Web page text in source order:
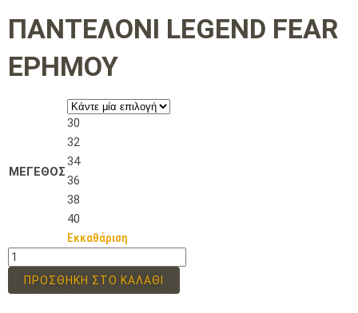
ΠΑΝΤΕΛΟΝΙ LEGEND FEAR
ΕΡΗΜΟΥ
ΜΕΓΕΘΟΣ
30
32
34
36
38
40
Εκκαθάριση
ΠΡΟΣΘΉΚΗ ΣΤΟ ΚΑΛΆΘΙ